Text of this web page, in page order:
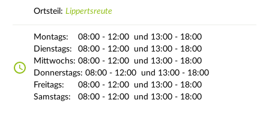
Ortsteil: Lippertsreute
Montags: 08:00 - 12:00
und 13:00 - 18:00
Dienstags:
08:00 - 12:00
und 13:00 - 18:00
Mittwochs: 08:00 - 12:00
und 13:00 - 18:00
Donnerstags: 08:00 - 12:00
und 13:00 - 18:00
Freitags:
08:00 - 12:00
und 13:00 - 18:00
Samstags:
08:00 - 12:00 und 13:00 - 18:00